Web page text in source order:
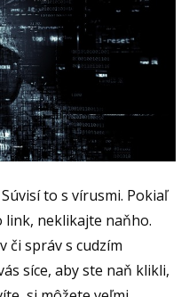
to s vírusmi. Pokiaľ
link, neklikajte naňho.
či správ s cudzím
síce, aby ste naň klikli,